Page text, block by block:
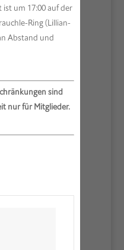
um 17:00 auf der
Ring (Lillian-
Abstand und
sind
nur für Mitglieder.